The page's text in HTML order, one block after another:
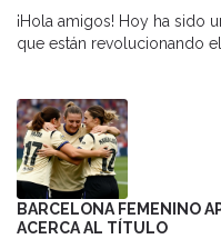
¡Hola amigos! Hoy ha sido
que están revolucionando
intenta ser el próximo
descubrimiento
nuestra historia? ¡Increíble!
importante, esos avances
años más de vida saludable.
BARCELONA FEMENINO
ACERCA AL TÍTULO